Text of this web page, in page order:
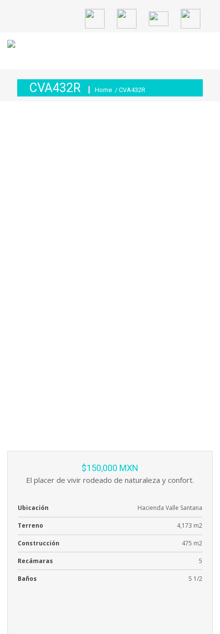
CVA432R Home / CVA432R
$150,000 MXN
El placer de vivir rodeado de naturaleza y confort.
Ubicación Hacienda Valle Santana
Terreno 4,173 m2
Construcción 475 m2
Recámaras 5
Baños 5 1/2